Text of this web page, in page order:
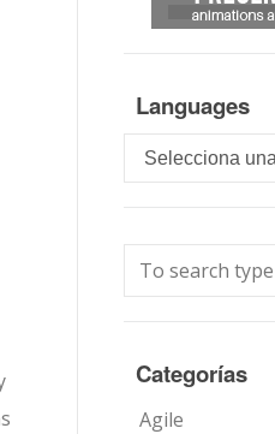
Languages
Languages
Categorías
Agile